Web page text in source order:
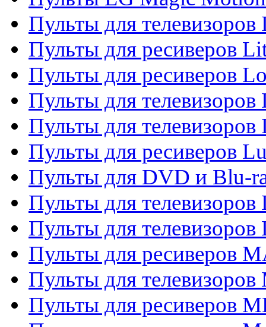
Пульты для
Пульты для ресиверов
Пульты для ресиверов
Пульты для телевизоров
Пульты для
Пульты для ресиверов
Пульты для DVD и Blu-
Пульты для телевизоров
Пульты для телевизоров
Пульты для ресиверов
Пульты для телевизоров
Пульты для ресиверов